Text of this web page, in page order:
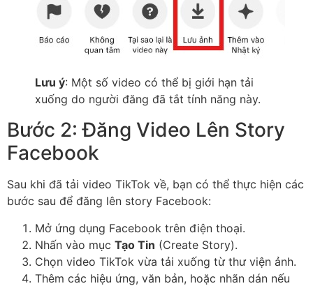
Lưu ý: Một số video có thể bị giới hạn tải
xuống do người đăng đã tắt tính năng này.
Bước 2: Đăng Video Lên Story
Facebook
Sau khi đã tải video TikTok về, bạn có thể thực hiện các
bước sau để đăng lên story Facebook:
Mở ứng dụng Facebook trên điện thoại.
Nhấn vào mục Tạo Tin (Create Story).
Chọn video TikTok vừa tải xuống từ thư viện ảnh.
Thêm các hiệu ứng, văn bản, hoặc nhãn dán nếu